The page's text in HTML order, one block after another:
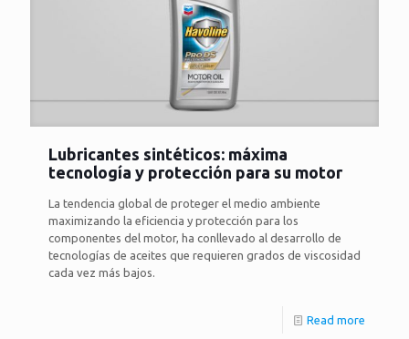
Lubricantes sintéticos: máxima
tecnología y protección para su motor
La tendencia global de proteger el medio ambiente
maximizando la eficiencia y protección para los
componentes del motor, ha conllevado al desarrollo de
tecnologías de aceites que requieren grados de viscosidad
cada vez más bajos.
Read more